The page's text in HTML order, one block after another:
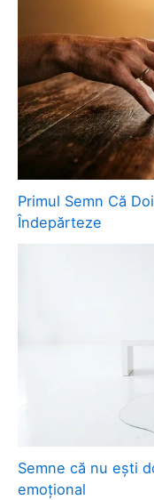
Primul Semn Că
Îndepărteze
Semne că nu ești
emoțional